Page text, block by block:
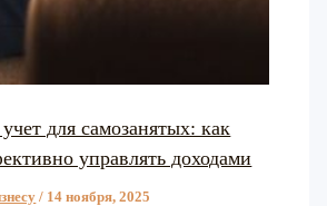
для самозанятых: как
управлять доходами
/ 14 ноября, 2025